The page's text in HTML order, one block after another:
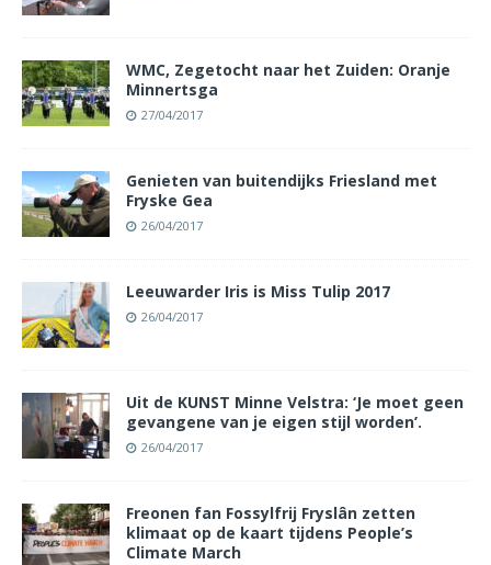
WMC, Zegetocht naar het Zuiden: Oranje
Minnertsga
27/04/2017
Genieten van buitendijks Friesland met
Fryske Gea
26/04/2017
Leeuwarder Iris is Miss Tulip 2017
26/04/2017
Uit de KUNST Minne Velstra: ‘Je moet geen
gevangene van je eigen stijl worden’.
26/04/2017
Freonen fan Fossylfrij Fryslân zetten
klimaat op de kaart tijdens People’s
Climate March